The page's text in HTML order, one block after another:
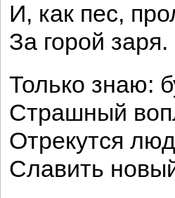
И, как пес,
За горой заря.
Только знаю:
Страшный
Отрекутся
Славить